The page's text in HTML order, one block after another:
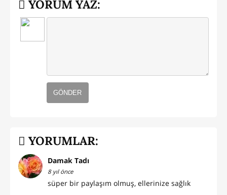
YORUM YAZ:
GÖNDER
YORUMLAR:
Damak Tadı
8 yıl önce
süper bir paylaşım olmuş, ellerinize sağlık